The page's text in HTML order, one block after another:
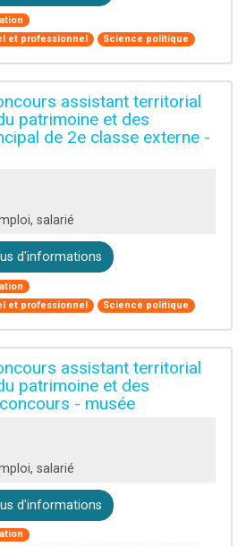
et professionnel
Science politique
assistant territorial
patrimoine et des
de 2e classe externe -
salarié
d'informations
et professionnel
Science politique
assistant territorial
patrimoine et des
- musée
salarié
d'informations